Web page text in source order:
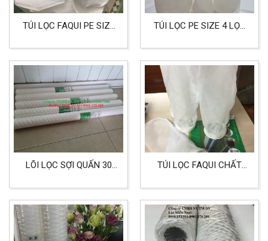
TÚI LỌC FAQUI PE SIZE
TÚI LỌC PE SIZE 4 LỌC
TIỆN LỢI
LÕI LỌC SỢI QUẤN 30
TÚI LỌC FAQUI CHẤT